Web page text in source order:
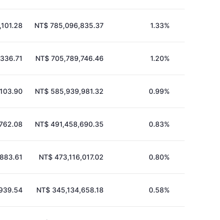
NT$ 785,096,835.37 1.33%
NT$ 705,789,746.46 1.20%
NT$ 585,939,981.32 0.99%
NT$ 491,458,690.35 0.83%
NT$ 473,116,017.02 0.80%
NT$ 345,134,658.18 0.58%